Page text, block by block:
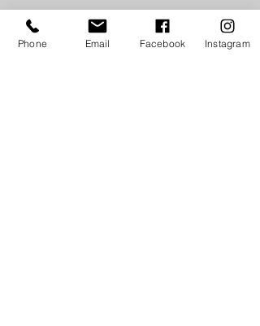
Phone Email Facebook Instagram